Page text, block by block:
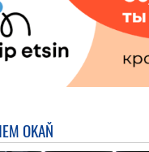
OKAŇ